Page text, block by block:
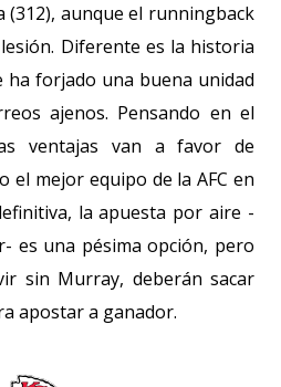
(312), aunque el runningback
Diferente es la historia
ha forjado una buena unidad
ajenos. Pensando en el
ventajas van a favor de
el mejor equipo de la AFC en
la apuesta por aire -
es una pésima opción, pero
sin Murray, deberán sacar
apostar a ganador.